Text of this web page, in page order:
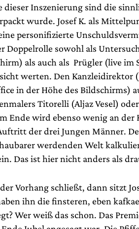
dieser Inszenierung sind die
wurde. Josef K. als
personifizierte
Doppelrolle sowohl als
als auch als Prügler (live
werten. Den Kanzleidirektor
in der Höhe des Bildschirms)
Titorelli (Aljaz Vesel)
Ende wird ebenso wenig an
der drei Jungen Männer.
werdenden Welt
Das ist hier nicht anders als
Vorhang schließt, dann sitzt
ihn die finsteren, eben
Wer weiß das schon. Das